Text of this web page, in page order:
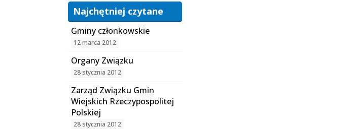
Najchętniej czytane
Gminy członkowskie
12 marca 2012
Organy Związku
28 stycznia 2012
Zarząd Związku Gmin
Wiejskich Rzeczypospolitej
Polskiej
28 stycznia 2012